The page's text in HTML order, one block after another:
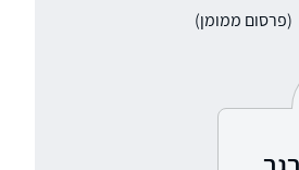
(פרסום ממומן)